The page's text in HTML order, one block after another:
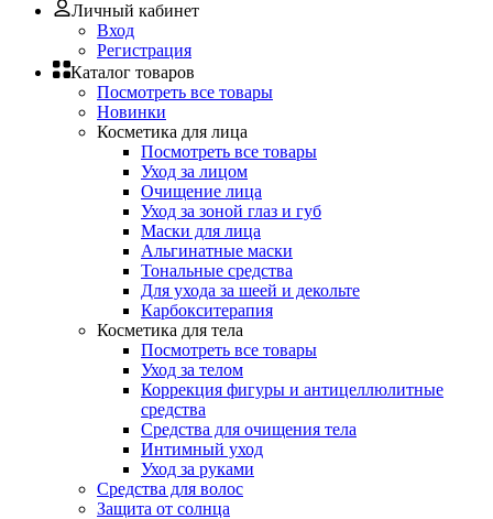
Личный кабинет
Вход
Регистрация
Каталог товаров
Посмотреть все товары
Новинки
Косметика для лица
Посмотреть все товары
Уход за лицом
Очищение лица
Уход за зоной глаз и губ
Маски для лица
Альгинатные маски
Тональные средства
Для ухода за шеей и декольте
Карбокситерапия
Косметика для тела
Посмотреть все товары
Уход за телом
Коррекция фигуры и антицеллюлитные
средства
Средства для очищения тела
Интимный уход
Уход за руками
Средства для волос
Защита от солнца